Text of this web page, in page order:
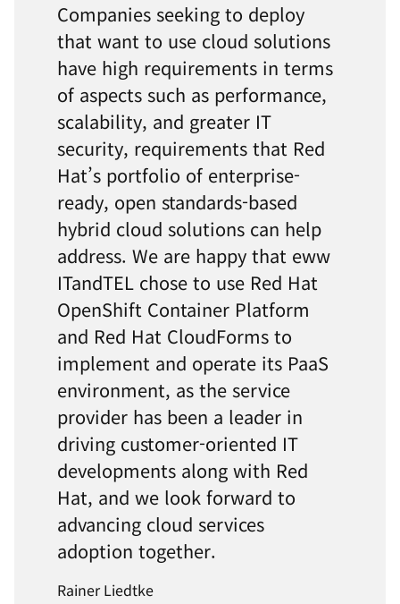
Companies seeking to deploy
that want to use cloud solutions
have high requirements in terms
of aspects such as performance,
scalability, and greater IT
security, requirements that Red
Hat’s portfolio of enterprise-
ready, open standards-based
hybrid cloud solutions can help
address. We are happy that eww
ITandTEL chose to use Red Hat
OpenShift Container Platform
and Red Hat CloudForms to
implement and operate its PaaS
environment, as the service
provider has been a leader in
driving customer-oriented IT
developments along with Red
Hat, and we look forward to
advancing cloud services
adoption together.
Rainer Liedtke